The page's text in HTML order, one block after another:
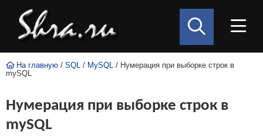
На главную / SQL / MySQL / Нумерация при выборке строк в
mySQL
Нумерация при выборке строк в
mySQL